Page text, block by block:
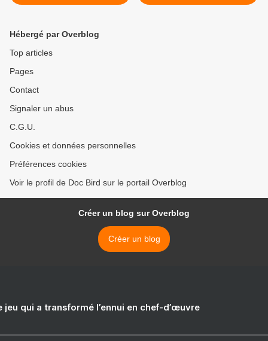
Hébergé par Overblog
Top articles
Pages
Contact
Signaler un abus
C.G.U.
Cookies et données personnelles
Préférences cookies
Voir le profil de Doc Bird sur le portail Overblog
Créer un blog sur Overblog
Créer un blog
jeu qui a transformé l’ennui en chef-d’œuvre